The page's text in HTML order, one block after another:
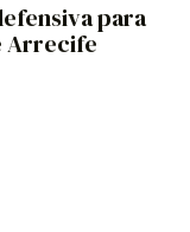
para
Arrecife